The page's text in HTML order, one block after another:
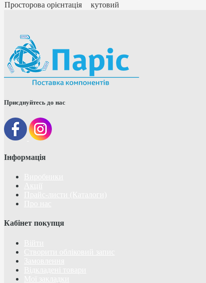
Просторова орієнтація
кутовий
Приєднуйтесь до нас
Інформація
Кабінет покупця